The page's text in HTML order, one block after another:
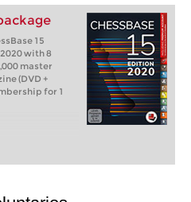
15
with 8
master
(DVD +
for 1